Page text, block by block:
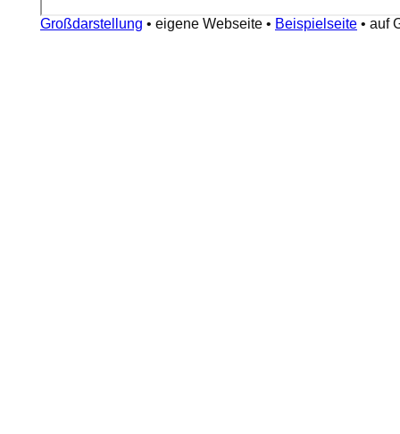
Großdarstellung • eigene Webseite • Beispielseite • auf